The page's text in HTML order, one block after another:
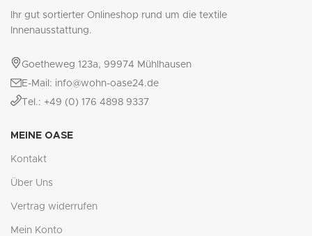
Ihr gut sortierter Onlineshop rund um die textile
Innenausstattung.
Goetheweg 123a, 99974 Mühlhausen
E-Mail: info@wohn-oase24.de
Tel.: +49 (0) 176 4898 9337
MEINE OASE
Kontakt
Über Uns
Vertrag widerrufen
Mein Konto